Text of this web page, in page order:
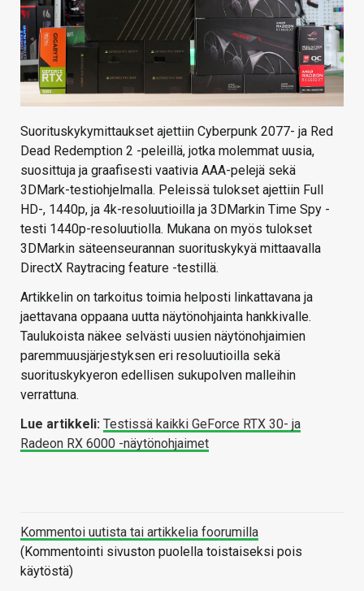
HAKU
Suorituskykymittaukset ajettiin Cyberpunk 2077- ja Red
Dead Redemption 2 -peleillä, jotka molemmat uusia,
suosittuja ja graafisesti vaativia AAA-pelejä sekä
3DMark-testiohjelmalla. Peleissä tulokset ajettiin Full
HD-, 1440p, ja 4k-resoluutioilla ja 3DMarkin Time Spy -
testi 1440p-resoluutiolla. Mukana on myös tulokset
3DMarkin säteenseurannan suorituskykyä mittaavalla
DirectX Raytracing feature -testillä.
Artikkelin on tarkoitus toimia helposti linkattavana ja
jaettavana oppaana uutta näytönohjainta hankkivalle.
Taulukoista näkee selvästi uusien näytönohjaimien
paremmuusjärjestyksen eri resoluutioilla sekä
suorituskykyeron edellisen sukupolven malleihin
verrattuna.
Lue artikkeli: Testissä kaikki GeForce RTX 30- ja
Radeon RX 6000 -näytönohjaimet
Kommentoi uutista tai artikkelia foorumilla
(Kommentointi sivuston puolella toistaiseksi pois
käytöstä)